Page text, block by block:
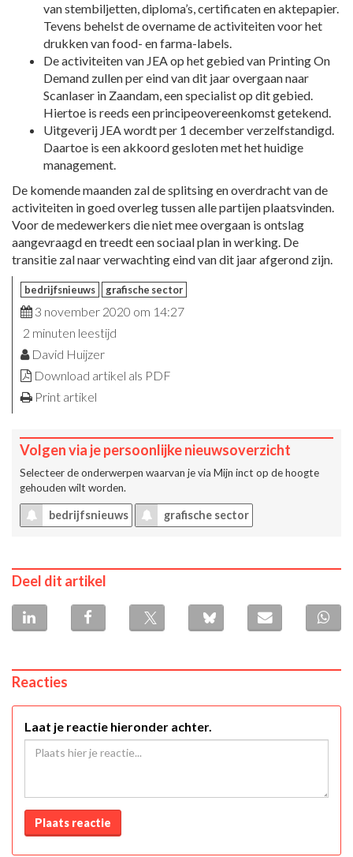
van stembiljetten, diploma’s, certificaten en aktepapier.
Tevens behelst de overname de activiteiten voor het
drukken van food- en farma-labels.
De activiteiten van JEA op het gebied van Printing On
Demand zullen per eind van dit jaar overgaan naar
Scanlaser in Zaandam, een specialist op dit gebied.
Hiertoe is reeds een principeovereenkomst getekend.
Uitgeverij JEA wordt per 1 december verzelfstandigd.
Daartoe is een akkoord gesloten met het huidige
management.
De komende maanden zal de splitsing en overdracht van de
activiteiten in goed overleg tussen alle partijen plaatsvinden.
Voor de medewerkers die niet mee overgaan is ontslag
aangevraagd en treedt een sociaal plan in werking. De
transitie zal naar verwachting eind van dit jaar afgerond zijn.
bedrijfsnieuws grafische sector
3 november 2020 om 14:27
2 minuten leestijd
David Huijzer
Download artikel als PDF
Print artikel
Volgen via je persoonlijke nieuwsoverzicht
Selecteer de onderwerpen waarvan je via Mijn inct op de hoogte
gehouden wilt worden.
bedrijfsnieuws grafische sector
Deel dit artikel
Reacties
Laat je reactie hieronder achter.
Plaats reactie